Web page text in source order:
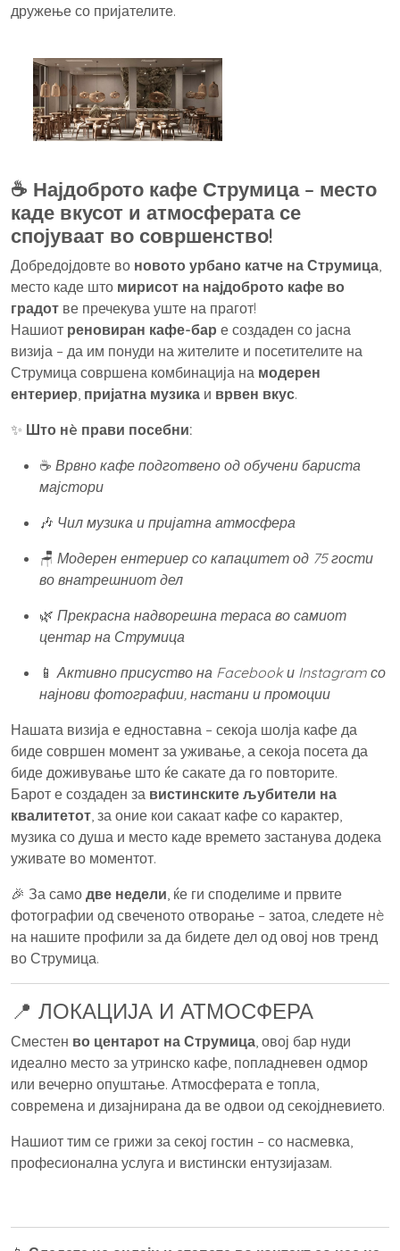
дружење со пријателите.
☕ Најдоброто кафе Струмица – место
каде вкусот и атмосферата се
спојуваат во совршенство!
Добредојдовте во новото урбано катче на Струмица
место каде што мирисот на најдоброто кафе во
градот ве пречекува уште на прагот!
Нашиот реновиран кафе-бар е создаден со јасна
визија – да им понуди на жителите и посетителите на
Струмица совршена комбинација на модерен
ентериер пријатна музика и врвен вкус.
✨ Што нè прави посебни:
☕ Врвно кафе подготвено од обучени бариста
мајстори
🎶 Чил музика и пријатна атмосфера
🪑 Модерен ентериер со капацитет од 75 гости
во внатрешниот дел
🌿 Прекрасна надворешна тераса во самиот
центар на Струмица
📱 Активно присуство на Facebook и Instagram со
најнови фотографии, настани и промоции
Нашата визија е едноставна – секоја шолја кафе да
биде совршен момент за уживање, а секоја посета да
биде доживување што ќе сакате да го повторите.
Барот е создаден за вистинските љубители на
квалитетот , за оние кои сакаат кафе со карактер,
музика со душа и место каде времето застанува додека
уживате во моментот.
🎉 За само две недели , ќе ги споделиме и првите
фотографии од свеченото отворање – затоа, следете нè
на нашите профили за да бидете дел од овој нов тренд
во Струмица.
📍 ЛОКАЦИЈА И АТМОСФЕРА
Сместен во центарот на Струмица , овој бар нуди
идеално место за утринско кафе, попладневен одмор
или вечерно опуштање. Атмосферата е топла,
современа и дизајнирана да ве одвои од секојдневието.
Нашиот тим се грижи за секој гостин – со насмевка,
професионална услуга и вистински ентузијазам.